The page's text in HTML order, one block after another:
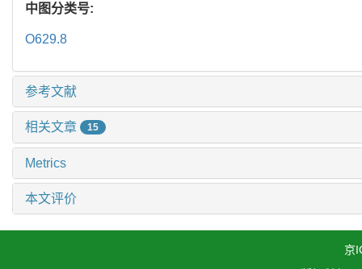
中图分类号:
O629.8
参考文献
相关文章 15
Metrics
本文评价
京